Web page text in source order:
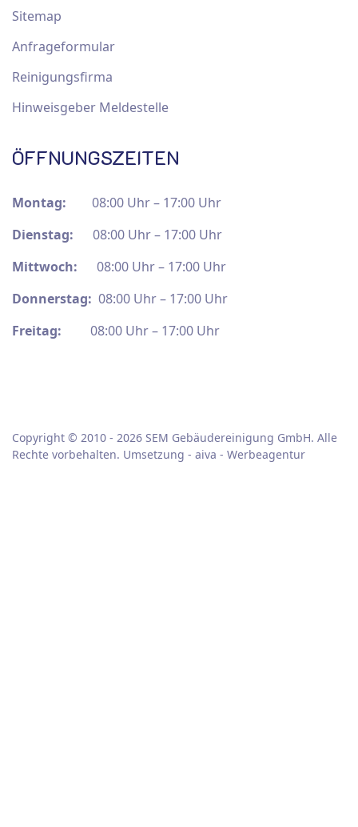
Sitemap
Anfrageformular
Reinigungsfirma
Hinweisgeber Meldestelle
ÖFFNUNGSZEITEN
Montag: 08:00 Uhr – 17:00 Uhr
Dienstag: 08:00 Uhr – 17:00 Uhr
Mittwoch: 08:00 Uhr – 17:00 Uhr
Donnerstag: 08:00 Uhr – 17:00 Uhr
Freitag:
08:00 Uhr – 17:00 Uhr
Copyright © 2010 - 2026 SEM Gebäudereinigung GmbH. Alle
Rechte vorbehalten. Umsetzung - aiva - Werbeagentur